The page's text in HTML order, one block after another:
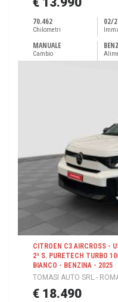
70.462
Chilometri
02/
MANUALE
Cambio
CITROEN C3 AIRCROSS -
2ª S. PURETECH TURBO
BIANCO - BENZINA - 2025
TOMASI AUTO SRL -
€ 18.490